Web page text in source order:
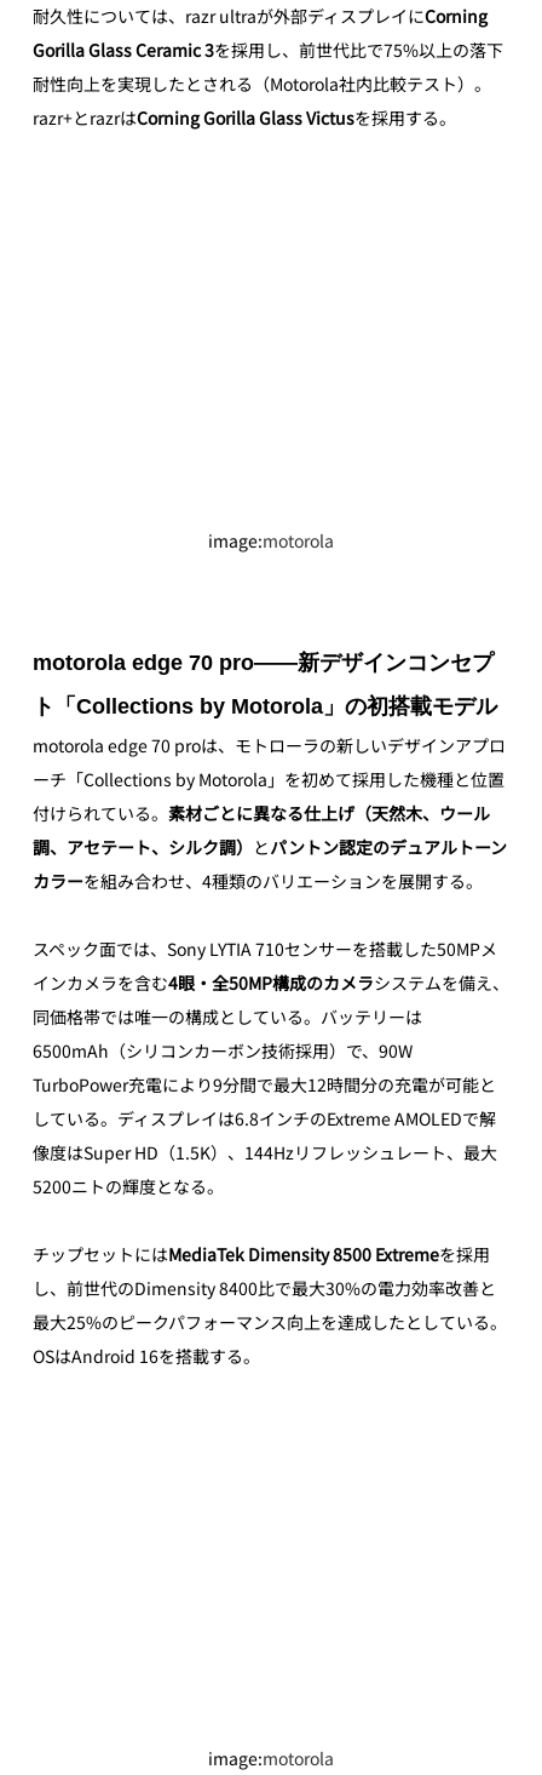
耐久性については、razr ultraが外部ディスプレイにCorning
Gorilla Glass Ceramic 3を採用し、前世代比で75%以上の落下
耐性向上を実現したとされる（Motorola社内比較テスト）。
razr+とrazrはCorning Gorilla Glass Victusを採用する。
image:motorola
motorola edge 70 pro——新デザインコンセプ
ト「Collections by Motorola」の初搭載モデル
motorola edge 70 proは、モトローラの新しいデザインアプロ
ーチ「Collections by Motorola」を初めて採用した機種と位置
付けられている。 素材ごとに異なる仕上げ（天然木、ウール
調、アセテート、シルク調） とパントン認定のデュアルトーン
カラーを組み合わせ、4種類のバリエーションを展開する。
スペック面では、Sony LYTIA 710センサーを搭載した50MPメ
インカメラを含む4眼・全50MP構成のカメラシステムを備え、
同価格帯では唯一の構成としている。バッテリーは
6500mAh（シリコンカーボン技術採用）で、90W
TurboPower充電により9分間で最大12時間分の充電が可能と
している。ディスプレイは6.8インチのExtreme AMOLEDで解
像度はSuper HD（1.5K）、144Hzリフレッシュレート、最大
5200ニトの輝度となる。
チップセットにはMediaTek Dimensity 8500 Extremeを採用
し、前世代のDimensity 8400比で最大30%の電力効率改善と
最大25%のピークパフォーマンス向上を達成したとしている。
OSはAndroid 16を搭載する。
image:motorola